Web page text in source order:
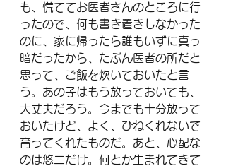
も、慌ててお医者さんのところに行
ったので、何も書き置きしなかった
のに、家に帰ったら誰もいずに真っ
暗だったから、たぶん医者の所だと
思って、ご飯を炊いておいたと言
う。あの子はもう放っておいても、
大丈夫だろう。今までも十分放って
おいたけど、よく、ひねくれないで
育ってくれたものだ。あと、心配な
のは悠二だけ。何とか生まれてきて